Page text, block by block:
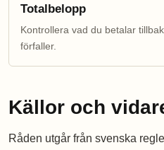
Totalbelopp
Kontrollera vad du betalar
förfaller.
Källor och
Råden utgår från svenska